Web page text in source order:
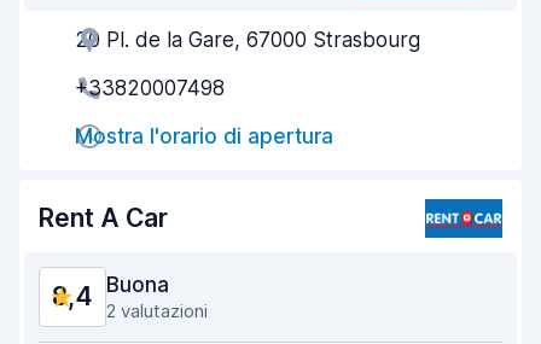
Gentilezza degli agenti
Rapidità del ritiro
Rapidità della riconsegna
9,0
20 Pl. de la Gare, 67000 Strasbourg
+33820007498
Mostra l'orario di apertura
Rent A Car
8,4 Buona
2 valutazioni